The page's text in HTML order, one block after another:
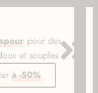
sans filfacile à
en voyage
à -50%